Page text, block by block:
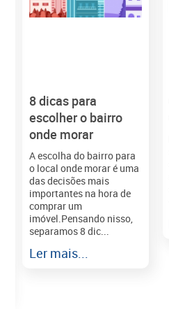
8 dicas para
escolher o bairro
onde morar
A escolha do bairro para
o local onde morar é uma
das decisões mais
importantes na hora de
comprar um
imóvel.Pensando nisso,
separamos 8 dic...
Ler mais...